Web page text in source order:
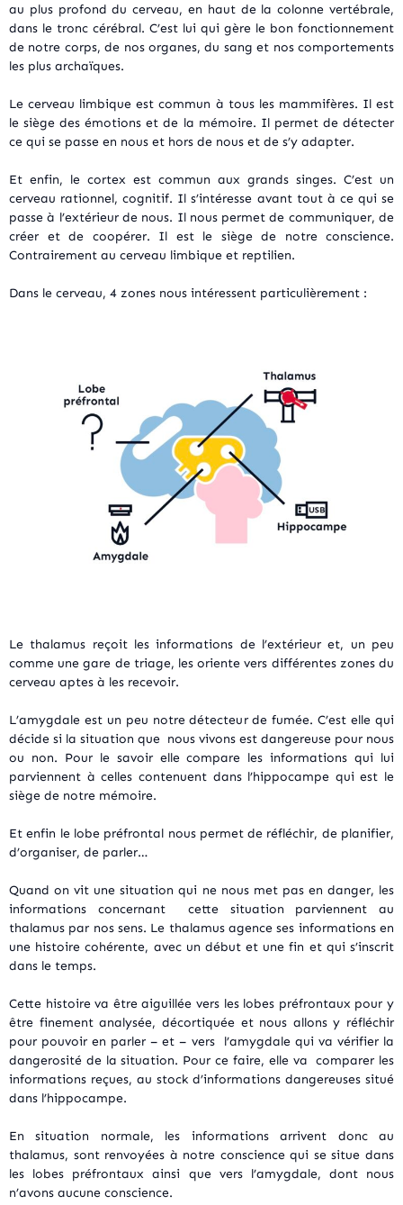
au plus profond du cerveau, en haut de la colonne vertébrale,
dans le tronc cérébral. C’est lui qui gère le bon fonctionnement
de notre corps, de nos organes, du sang et nos comportements
les plus archaïques.
Le cerveau limbique est commun à tous les mammifères. Il est
le siège des émotions et de la mémoire. Il permet de détecter
ce qui se passe en nous et hors de nous et de s’y adapter.
Et enfin, le cortex est commun aux grands singes. C’est un
cerveau rationnel, cognitif. Il s’intéresse avant tout à ce qui se
passe à l’extérieur de nous. Il nous permet de communiquer, de
créer et de coopérer. Il est le siège de notre conscience.
Contrairement au cerveau limbique et reptilien.
Dans le cerveau, 4 zones nous intéressent particulièrement :
Le thalamus reçoit les informations de l’extérieur et, un peu
comme une gare de triage, les oriente vers différentes zones du
cerveau aptes à les recevoir.
L’amygdale est un peu notre détecteur de fumée. C’est elle qui
décide si la situation que nous vivons est dangereuse pour nous
ou non. Pour le savoir elle compare les informations qui lui
parviennent à celles contenuent dans l’hippocampe qui est le
siège de notre mémoire.
Et enfin le lobe préfrontal nous permet de réfléchir, de planifier,
d’organiser, de parler…
Quand on vit une situation qui ne nous met pas en danger, les
informations concernant cette situation parviennent au
thalamus par nos sens. Le thalamus agence ses informations en
une histoire cohérente, avec un début et une fin et qui s’inscrit
dans le temps.
Cette histoire va être aiguillée vers les lobes préfrontaux pour y
être finement analysée, décortiquée et nous allons y réfléchir
pour pouvoir en parler – et – vers l’amygdale qui va vérifier la
dangerosité de la situation. Pour ce faire, elle va comparer les
informations reçues, au stock d’informations dangereuses situé
dans l’hippocampe.
En situation normale, les informations arrivent donc au
thalamus, sont renvoyées à notre conscience qui se situe dans
les lobes préfrontaux ainsi que vers l’amygdale, dont nous
n’avons aucune conscience.